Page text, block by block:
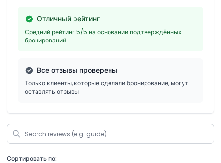
Отличный рейтинг
Средний рейтинг 5/5 на основании подтверждённых
бронирований
Все отзывы проверены
Только клиенты, которые сделали бронирование, могут
оставлять отзывы
Сортировать по: